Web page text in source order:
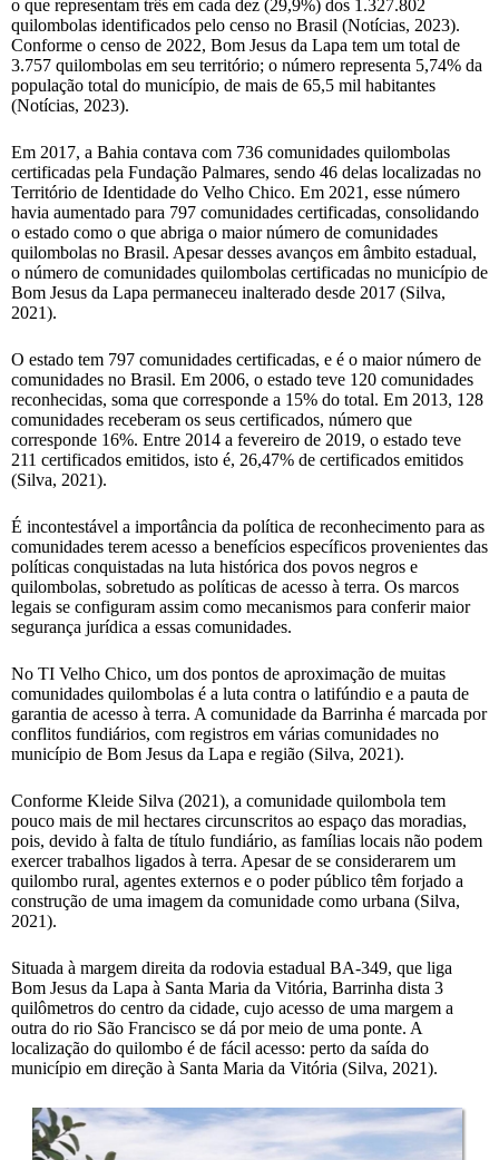
o que representam três em cada dez (29,9%) dos 1.327.802
quilombolas identificados pelo censo no Brasil (Notícias, 2023).
Conforme o censo de 2022, Bom Jesus da Lapa tem um total de
3.757 quilombolas em seu território; o número representa 5,74% da
população total do município, de mais de 65,5 mil habitantes
(Notícias, 2023).
Em 2017, a Bahia contava com 736 comunidades quilombolas
certificadas pela Fundação Palmares, sendo 46 delas localizadas no
Território de Identidade do Velho Chico. Em 2021, esse número
havia aumentado para 797 comunidades certificadas, consolidando
o estado como o que abriga o maior número de comunidades
quilombolas no Brasil. Apesar desses avanços em âmbito estadual,
o número de comunidades quilombolas certificadas no município de
Bom Jesus da Lapa permaneceu inalterado desde 2017 (Silva,
2021).
O estado tem 797 comunidades certificadas, e é o maior número de
comunidades no Brasil. Em 2006, o estado teve 120 comunidades
reconhecidas, soma que corresponde a 15% do total. Em 2013, 128
comunidades receberam os seus certificados, número que
corresponde 16%. Entre 2014 a fevereiro de 2019, o estado teve
211 certificados emitidos, isto é, 26,47% de certificados emitidos
(Silva, 2021).
É incontestável a importância da política de reconhecimento para as
comunidades terem acesso a benefícios específicos provenientes das
políticas conquistadas na luta histórica dos povos negros e
quilombolas, sobretudo as políticas de acesso à terra. Os marcos
legais se configuram assim como mecanismos para conferir maior
segurança jurídica a essas comunidades.
No TI Velho Chico, um dos pontos de aproximação de muitas
comunidades quilombolas é a luta contra o latifúndio e a pauta de
garantia de acesso à terra. A comunidade da Barrinha é marcada por
conflitos fundiários, com registros em várias comunidades no
município de Bom Jesus da Lapa e região (Silva, 2021).
Conforme Kleide Silva (2021), a comunidade quilombola tem
pouco mais de mil hectares circunscritos ao espaço das moradias,
pois, devido à falta de título fundiário, as famílias locais não podem
exercer trabalhos ligados à terra. Apesar de se considerarem um
quilombo rural, agentes externos e o poder público têm forjado a
construção de uma imagem da comunidade como urbana (Silva,
2021).
Situada à margem direita da rodovia estadual BA-349, que liga
Bom Jesus da Lapa à Santa Maria da Vitória, Barrinha dista 3
quilômetros do centro da cidade, cujo acesso de uma margem a
outra do rio São Francisco se dá por meio de uma ponte. A
localização do quilombo é de fácil acesso: perto da saída do
município em direção à Santa Maria da Vitória (Silva, 2021).